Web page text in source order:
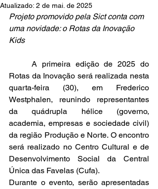
Atualizado: 2 de mai. de 2025
Projeto promovido pela Sict conta com
uma novidade: o Rotas da Inovação
Kids
Rotas da Inovação será realizada nesta
quarta-feira (30), em Frederico
Westphalen, reunindo representantes
da quádrupla hélice (governo,
academia, empresas e sociedade civil)
da região Produção e Norte. O encontro
será realizado no Centro Cultural e de
Desenvolvimento Social da Central
Única das Favelas (Cufa).
Durante o evento, serão apresentadas